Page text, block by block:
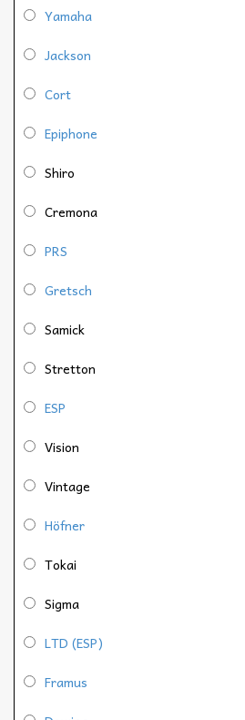
Yamaha
Jackson
Cort
Epiphone
Shiro
Cremona
PRS
Gretsch
Samick
Stretton
ESP
Vision
Vintage
Höfner
Tokai
Sigma
LTD (ESP)
Framus